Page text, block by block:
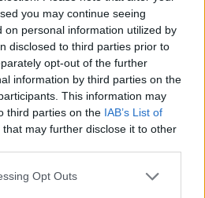
you may continue seeing
on personal information utilized by
disclosed to third parties prior to
opt-out of the further
information by third parties on the
This information may
third parties on the IAB’s List of
that may further disclose it to other
Opt Outs
lehet minősített
helyed?